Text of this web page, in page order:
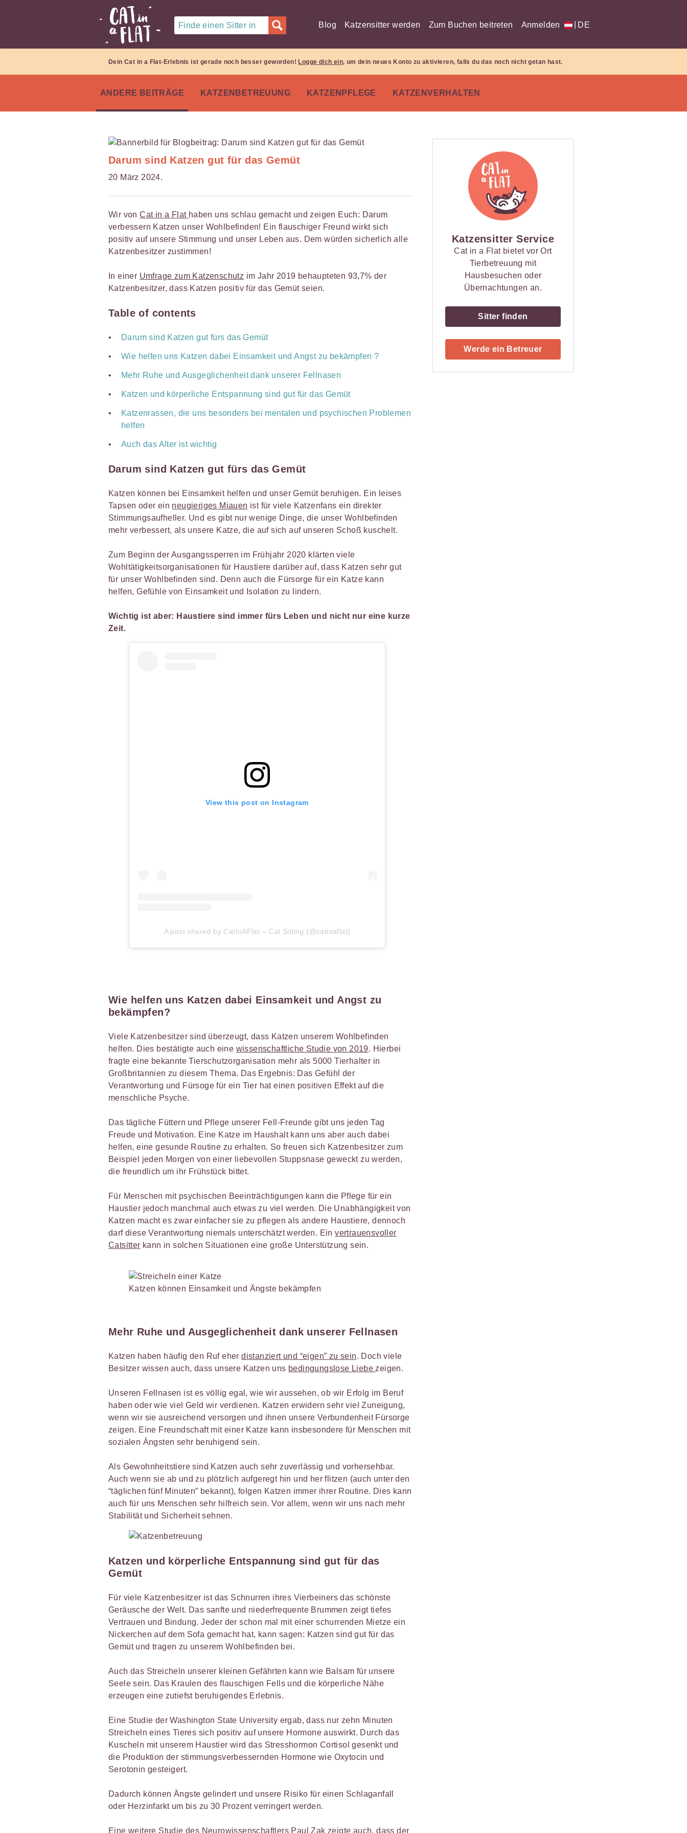
Finde einen Sitter in Blog Katzensitter werden Zum Buchen beitreten Anmelden DE
Dein Cat in a Flat-Erlebnis ist gerade noch besser geworden!Logge dich ein, um dein neues Konto zu aktivieren, falls du das noch nicht getan hast.
ANDERE BEITRÄGE KATZENBETREUUNG KATZENPFLEGE KATZENVERHALTEN
Darum sind Katzen gut für das Gemüt
20 März 2024.
Wir vonCat in a Flat haben uns schlau gemacht und zeigen Euch: Darum
verbessern Katzen unser Wohlbefinden! Ein flauschiger Freund wirkt sich
positiv auf unsere Stimmung und unser Leben aus. Dem würden sicherlich alle
Katzenbesitzer zustimmen!
In einer Umfrage zum Katzenschutz im Jahr 2019 behaupteten 93,7% der
Katzenbesitzer, dass Katzen positiv für das Gemüt seien.
Table of contents
Darum sind Katzen gut fürs das Gemüt
Wie helfen uns Katzen dabei Einsamkeit und Angst zu bekämpfen ?
Mehr Ruhe und Ausgeglichenheit dank unserer Fellnasen
Katzen und körperliche Entspannung sind gut für das Gemüt
Katzenrassen, die uns besonders bei mentalen und psychischen Problemen
helfen
Auch das Alter ist wichtig
Darum sind Katzen gut fürs das Gemüt
Katzen können bei Einsamkeit helfen und unser Gemüt beruhigen. Ein leises
Tapsen oder ein neugieriges Miauen ist für viele Katzenfans ein direkter
Stimmungsaufheller. Und es gibt nur wenige Dinge, die unser Wohlbefinden
mehr verbessert, als unsere Katze, die auf sich auf unseren Schoß kuschelt.
Zum Beginn der Ausgangssperren im Frühjahr 2020 klärten viele
Wohltätigkeitsorganisationen für Haustiere darüber auf, dass Katzen sehr gut
für unser Wohlbefinden sind. Denn auch die Fürsorge für ein Katze kann
helfen, Gefühle von Einsamkeit und Isolation zu lindern.
Wichtig ist aber: Haustiere sind immer fürs Leben und nicht nur eine kurze
Zeit.
View this post on Instagram
A post shared by CatInAFlat – Cat Sitting (@catinaflat)
Wie helfen uns Katzen dabei Einsamkeit und Angst zu
bekämpfen?
Viele Katzenbesitzer sind überzeugt, dass Katzen unserem Wohlbefinden
helfen. Dies bestätigte auch eine wissenschaftliche Studie von 2019. Hierbei
fragte eine bekannte Tierschutzorganisation mehr als 5000 Tierhalter in
Großbritannien zu diesem Thema. Das Ergebnis: Das Gefühl der
Verantwortung und Fürsoge für ein Tier hat einen positiven Effekt auf die
menschliche Psyche.
Das tägliche Füttern und Pflege unserer Fell-Freunde gibt uns jeden Tag
Freude und Motivation. Eine Katze im Haushalt kann uns aber auch dabei
helfen, eine gesunde Routine zu erhalten. So freuen sich Katzenbesitzer zum
Beispiel jeden Morgen von einer liebevollen Stuppsnase geweckt zu werden,
die freundlich um ihr Frühstück bittet.
Für Menschen mit psychischen Beeinträchtigungen kann die Pflege für ein
Haustier jedoch manchmal auch etwas zu viel werden. Die Unabhängigkeit von
Katzen macht es zwar einfacher sie zu pflegen als andere Haustiere, dennoch
darf diese Verantwortung niemals unterschätzt werden. Einvertrauensvoller
Catsitter kann in solchen Situationen eine große Unterstützung sein.
Katzen können Einsamkeit und Ängste bekämpfen
Mehr Ruhe und Ausgeglichenheit dank unserer Fellnasen
Katzen haben häufig den Ruf eherdistanziert und “eigen” zu sein. Doch viele
Besitzer wissen auch, dass unsere Katzen uns bedingungslose Liebe zeigen.
Unseren Fellnasen ist es völlig egal, wie wir aussehen, ob wir Erfolg im Beruf
haben oder wie viel Geld wir verdienen. Katzen erwidern sehr viel Zuneigung,
wenn wir sie ausreichend versorgen und ihnen unsere Verbundenheit Fürsorge
zeigen. Eine Freundschaft mit einer Katze kann insbesondere für Menschen mit
sozialen Ängsten sehr beruhigend sein.
Als Gewohnheitstiere sind Katzen auch sehr zuverlässig und vorhersehbar.
Auch wenn sie ab und zu plötzlich aufgeregt hin und her flitzen (auch unter den
“täglichen fünf Minuten” bekannt), folgen Katzen immer ihrer Routine. Dies kann
auch für uns Menschen sehr hilfreich sein. Vor allem, wenn wir uns nach mehr
Stabilität und Sicherheit sehnen.
Katzen und körperliche Entspannung sind gut für das
Gemüt
Für viele Katzenbesitzer ist das Schnurren ihres Vierbeiners das schönste
Geräusche der Welt. Das sanfte und niederfrequente Brummen zeigt tiefes
Vertrauen und Bindung. Jeder der schon mal mit einer schurrenden Mietze ein
Nickerchen auf dem Sofa gemacht hat, kann sagen: Katzen sind gut für das
Gemüt und tragen zu unserem Wohlbefinden bei.
Auch das Streicheln unserer kleinen Gefährten kann wie Balsam für unsere
Seele sein. Das Kraulen des flauschigen Fells und die körperliche Nähe
erzeugen eine zutiefst beruhigendes Erlebnis.
Eine Studie der Washington State University ergab, dass nur zehn Minuten
Streicheln eines Tieres sich positiv auf unsere Hormone auswirkt. Durch das
Kuscheln mit unserem Haustier wird das Stresshormon Cortisol gesenkt und
die Produktion der stimmungsverbessernden Hormone wie Oxytocin und
Serotonin gesteigert.
Dadurch können Ängste gelindert und unsere Risiko für einen Schlaganfall
oder Herzinfarkt um bis zu 30 Prozent verringert werden.
Eine weitere Studie des Neurowissenschaftlers Paul Zak zeigte auch, dass der
Katzensitter Service
Cat in a Flat bietet vor Ort
Tierbetreuung mit
Hausbesuchen oder
Übernachtungen an.
Sitter finden
Werde ein Betreuer